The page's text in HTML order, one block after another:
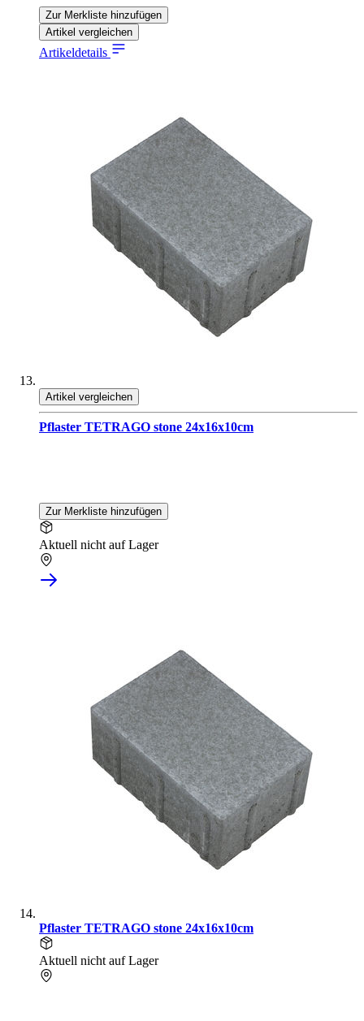
Zur Merkliste hinzufügen
Artikel vergleichen
Artikeldetails
Artikel vergleichen
Pflaster TETRAGO stone 24x16x10cm
Zur Merkliste hinzufügen
Aktuell nicht auf Lager
Pflaster TETRAGO stone 24x16x10cm
Aktuell nicht auf Lager